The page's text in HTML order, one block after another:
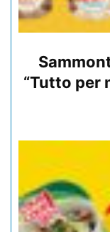
“Tutto per